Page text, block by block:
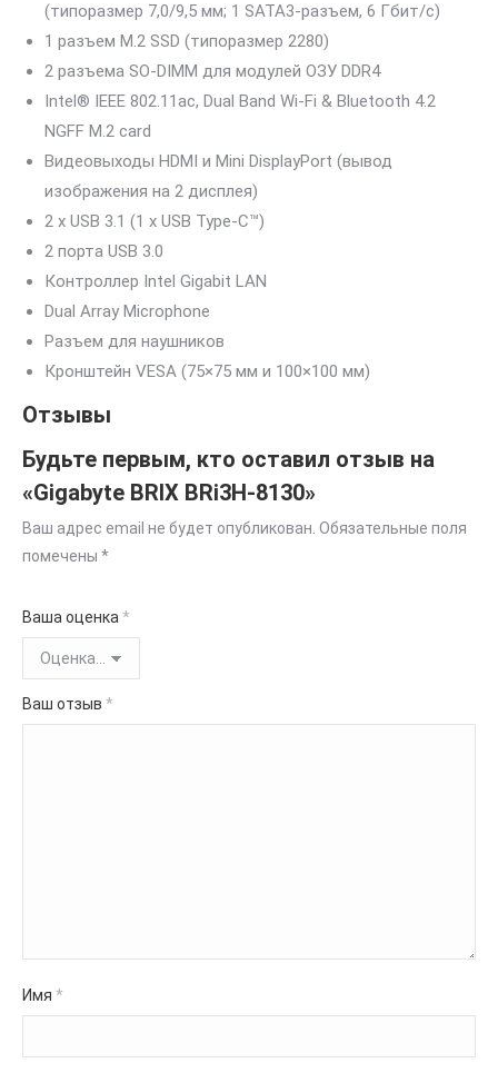
(типоразмер 7,0/9,5 мм; 1 SATA3-разъем, 6 Гбит/с)
1 разъем M.2 SSD (типоразмер 2280)
2 разъема SO-DIMM для модулей ОЗУ DDR4
Intel® IEEE 802.11ac, Dual Band Wi-Fi & Bluetooth 4.2
NGFF M.2 card
Видеовыходы HDMI и Mini DisplayPort (вывод
изображения на 2 дисплея)
2 x USB 3.1 (1 x USB Type-C™)
2 порта USB 3.0
Контроллер Intel Gigabit LAN
Dual Array Microphone
Разъем для наушников
Кронштейн VESA (75×75 мм и 100×100 мм)
Отзывы
Будьте первым, кто оставил отзыв на
«Gigabyte BRIX BRi3H-8130»
Ваш адрес email не будет опубликован. Обязательные поля
помечены *
Ваша оценка *
Ваш отзыв *
Имя *